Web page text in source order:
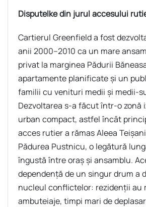
Disputelke din jurul accesului
Cartierul Greenfield a fost
anii 2000–2010 ca un mare
privat la marginea Pădurii
apartamente planificate și un
familii cu venituri medii și medii-
Dezvoltarea s-a făcut într-o zonă
urban compact, astfel încât
acces rutier a rămas Aleea
Pădurea Pustnicu, o legătură
îngustă între oraș și ansamblu.
dependență de un singur drum a
nucleul conflictelor: rezidenții au
ambuteiaje, timpi mari de